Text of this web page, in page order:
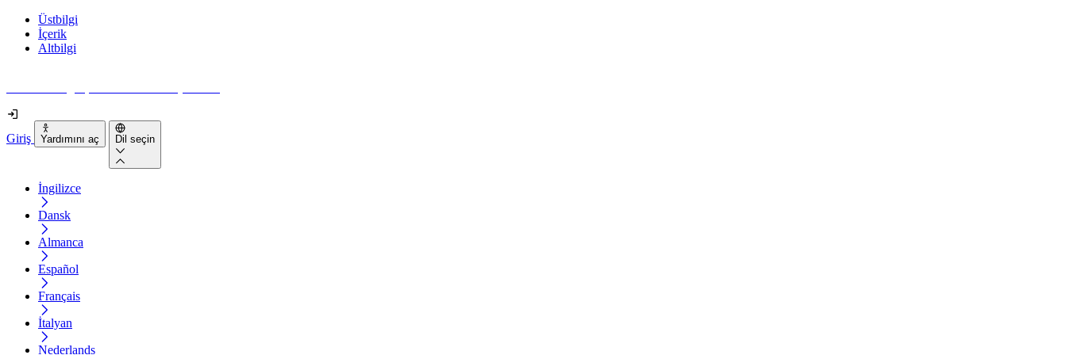
Üstbilgi
İçerik
Altbilgi
Giriş Yardımını aç Dil seçin
İngilizce
Dansk
Almanca
Español
Français
İtalyan
Nederlands